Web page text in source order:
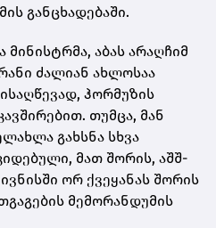
განცხადებაში.
მინისტრმა, აბას არაღჩიმ
ძალიან ახლოსაა
ჰორმუზის
თუმცა, მან
გახსნა სხვა
მათ შორის, აშშ-
ორ ქვეყანას შორის
მემორანდუმის